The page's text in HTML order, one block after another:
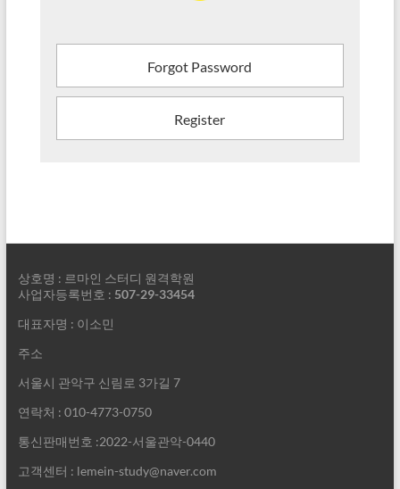
Forgot Password
Register
상호명 : 르마인 스터디 원격학원
사업자등록번호 : 507-29-33454
대표자명 : 이소민
주소
서울시 관악구 신림로 3가길 7
연락처 : 010-4773-0750
통신판매번호 :2022-서울관악-0440
고객센터 : lemein-study@naver.com